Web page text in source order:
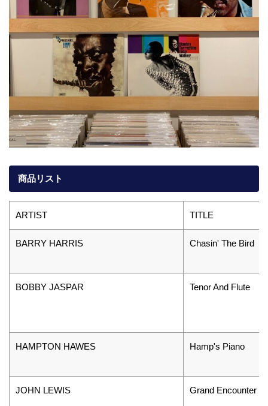
商品リスト
ARTIST TITLE
BARRY HARRIS Chasin' The Bird
BOBBY JASPAR Tenor And Flute
HAMPTON HAWES Hamp's Piano
JOHN LEWIS Grand Encounter